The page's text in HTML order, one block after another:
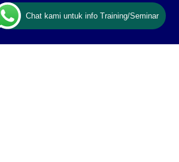
Chat kami untuk info Training/Seminar